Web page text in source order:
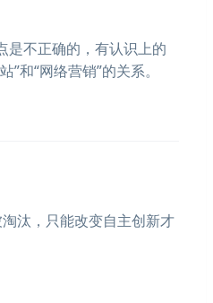
是不正确的，有认识上的
和“网络营销”的关系。
汰，只能改变自主创新才